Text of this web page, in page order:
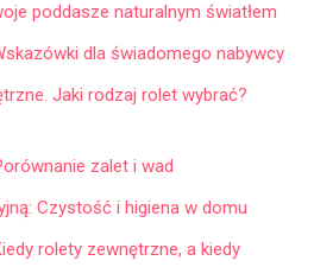
poddasze naturalnym światłem
dla świadomego nabywcy
Jaki rodzaj rolet wybrać?
zalet i wad
Czystość i higiena w domu
rolety zewnętrzne, a kiedy